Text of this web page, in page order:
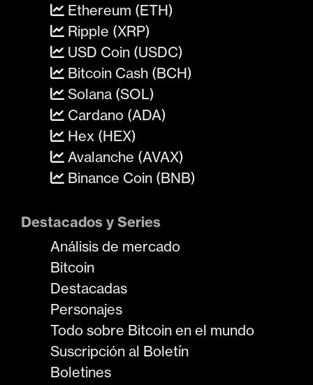
Ethereum (ETH)
Ripple (XRP)
USD Coin (USDC)
Bitcoin Cash (BCH)
Solana (SOL)
Cardano (ADA)
Hex (HEX)
Avalanche (AVAX)
Binance Coin (BNB)
Destacados y Series
Análisis de mercado
Bitcoin
Destacadas
Personajes
Todo sobre Bitcoin en el mundo
Suscripción al Boletín
Boletines